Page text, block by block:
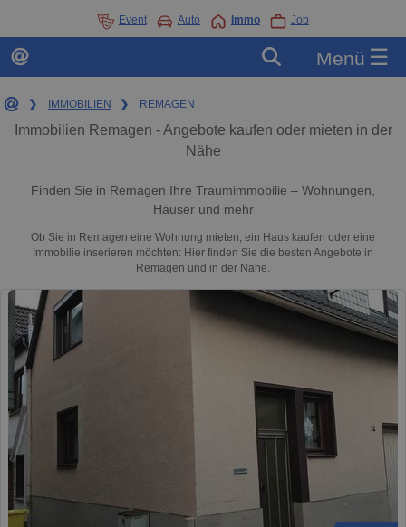
Event Auto Immo Job
Menü ☰
❯ IMMOBILIEN ❯ REMAGEN
Immobilien Remagen - Angebote kaufen oder mieten in der
Nähe
Finden Sie in Remagen Ihre Traumimmobilie – Wohnungen,
Häuser und mehr
Ob Sie in Remagen eine Wohnung mieten, ein Haus kaufen oder eine
Immobilie inserieren möchten: Hier finden Sie die besten Angebote in
Remagen und in der Nähe.